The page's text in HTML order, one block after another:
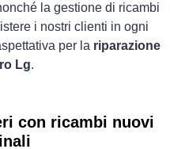
la gestione di ricambi
i nostri clienti in ogni
per la riparazione
Lg.
con ricambi nuovi